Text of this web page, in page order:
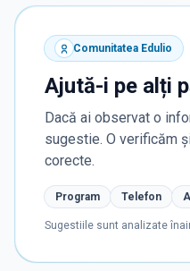
Comunitatea Edulio
Ajută-i pe alți
Dacă ai observat o
sugestie. O verificăm
corecte.
Program Telefon
Sugestiile sunt analizate